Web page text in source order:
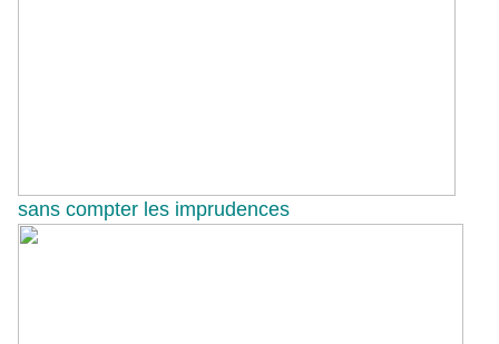
sans compter les imprudences